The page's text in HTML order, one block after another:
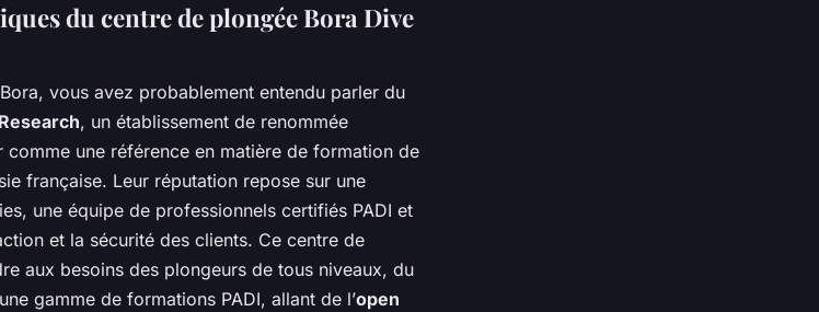
du centre de plongée Bora Dive
vous avez probablement entendu parler du
, un établissement de renommée
comme une référence en matière de formation de
française. Leur réputation repose sur une
une équipe de professionnels certifiés PADI et
et la sécurité des clients. Ce centre de
aux besoins des plongeurs de tous niveaux, du
gamme de formations PADI, allant de l’open